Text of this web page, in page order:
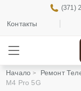
Контакты
(371)
Начало Ремонт
M4 Pro 5G